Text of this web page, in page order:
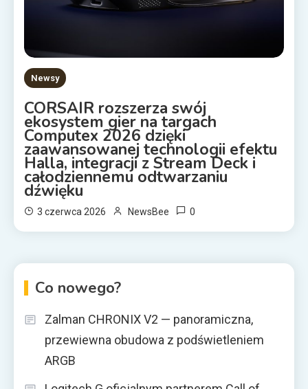
Newsy
CORSAIR rozszerza swój
ekosystem gier na targach
Computex 2026 dzięki
zaawansowanej technologii efektu
Halla, integracji z Stream Deck i
całodziennemu odtwarzaniu
dźwięku
3 czerwca 2026 NewsBee 0
Co nowego?
Zalman CHRONIX V2 — panoramiczna,
przewiewna obudowa z podświetleniem
ARGB